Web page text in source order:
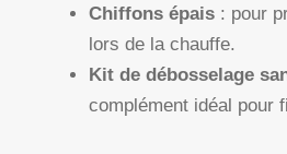
Chiffons épais : pour
lors de la chauffe.
Kit de débosselage
complément idéal pour